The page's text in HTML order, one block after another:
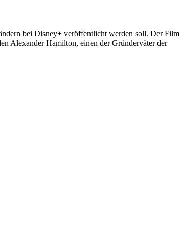
bei Disney+ veröffentlicht werden soll. Der Film
Alexander Hamilton, einen der Gründerväter der